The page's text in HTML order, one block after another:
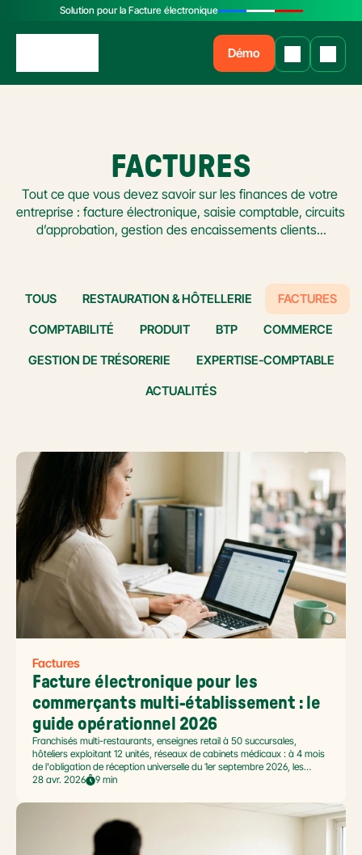
Solution pour la Facture électronique
Démo
FACTURES
Tout ce que vous devez savoir sur les finances de votre
entreprise : facture électronique, saisie comptable, circuits
d’approbation, gestion des encaissements clients...
TOUS RESTAURATION & HÔTELLERIE
FACTURES
COMPTABILITÉ
PRODUIT BTP
COMMERCE
GESTION DE TRÉSORERIE
EXPERTISE-COMPTABLE
ACTUALITÉS
Factures
Facture électronique pour les
commerçants multi-établissement : le
guide opérationnel 2026
Franchisés multi-restaurants, enseignes retail à 50 succursales,
hôteliers exploitant 12 unités, réseaux de cabinets médicaux : à 4 mois
de l'obligation de réception universelle du 1er septembre 2026, les
commerçants multi-établissement ont un défi spécifique. Ce guide
réseaux : cadre légal SIREN/SIRET, deux modèles d'organisation
possibles, choix de la plateforme agréée et workflow concret de
28 avr. 2026 9 min